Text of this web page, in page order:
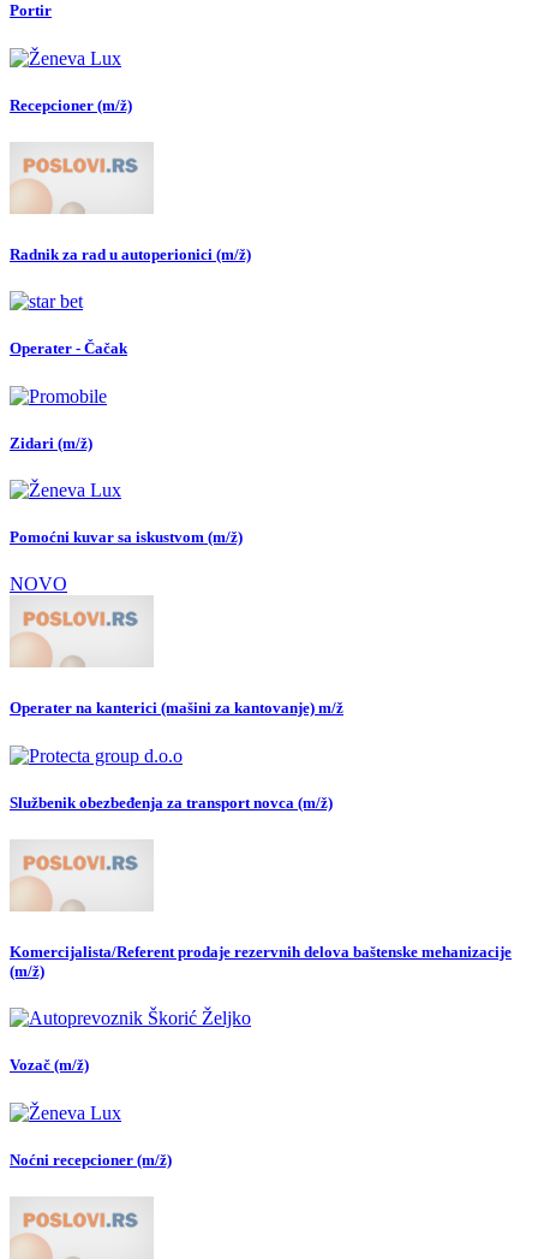
Portir
Recepcioner (m/ž)
Radnik za rad u autoperionici (m/ž)
Operater - Čačak
Zidari (m/ž)
Pomoćni kuvar sa iskustvom (m/ž)
NOVO
Operater na kanterici (mašini za kantovanje) m/ž
Službenik obezbeđenja za transport novca (m/ž)
Komercijalista/Referent prodaje rezervnih delova baštenske mehanizacije
(m/ž)
Vozač (m/ž)
Noćni recepcioner (m/ž)